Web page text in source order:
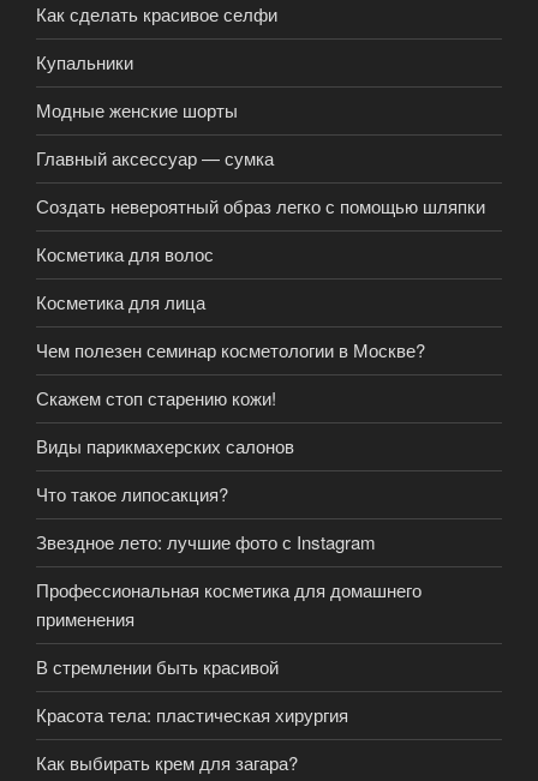
Как сделать красивое селфи
Купальники
Модные женские шорты
Главный аксессуар — сумка
Создать невероятный образ легко с помощью шляпки
Косметика для волос
Косметика для лица
Чем полезен семинар косметологии в Москве?
Скажем стоп старению кожи!
Виды парикмахерских салонов
Что такое липосакция?
Звездное лето: лучшие фото с Instagram
Профессиональная косметика для домашнего
применения
В стремлении быть красивой
Красота тела: пластическая хирургия
Как выбирать крем для загара?